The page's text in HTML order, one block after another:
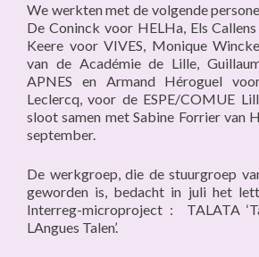
We werkten met de volgende
De Coninck voor HELHa, Els
Keere voor VIVES, Monique
van de Académie de Lille,
APNES en Armand Héroguel
Leclercq, voor de ESPE/COMUE
sloot samen met Sabine Forrier van
september.
De werkgroep, die de stuurgroep
geworden is, bedacht in juli het
Interreg-microproject : TALATA
LAngues Talen’.